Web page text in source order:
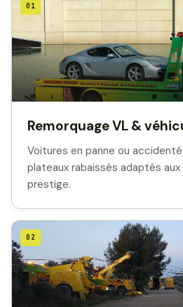
01
Remorquage VL &
Voitures en panne ou
plateaux rabaissés adaptés
prestige.
02